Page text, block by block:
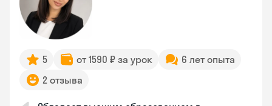
5 от 1590 ₽ за урок
6 лет опыта
2 отзыва